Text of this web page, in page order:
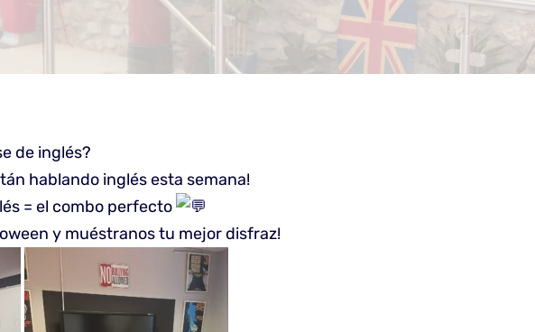
de inglés?
hablando inglés esta semana!
= el combo perfecto
y muéstranos tu mejor disfraz!